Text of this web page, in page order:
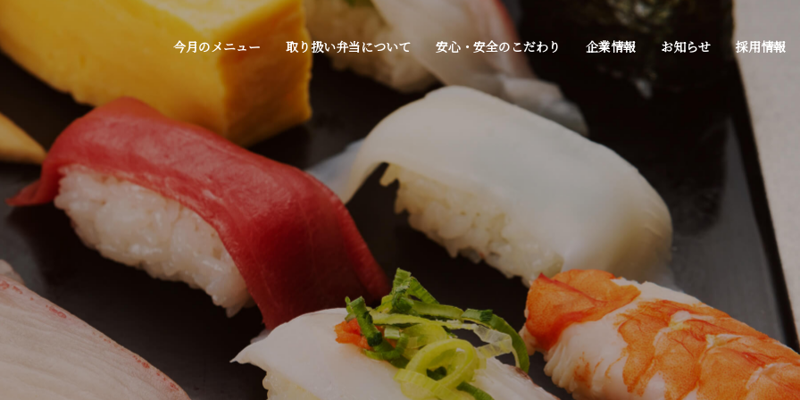
今月のメニュー 取り扱い弁当について 安心・安全のこだわり 企業情報 お知らせ 採用情報